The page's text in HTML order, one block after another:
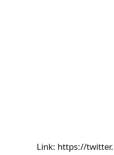
Link: https://